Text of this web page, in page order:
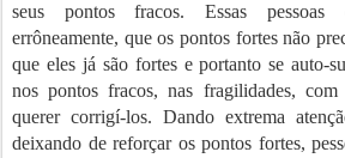
seus pontos fracos. Essas pessoas
errôneamente, que os pontos fortes não
que eles já são fortes e portanto se auto-
nos pontos fracos, nas fragilidades, com
querer corrigí-los. Dando extrema
deixando de reforçar os pontos fortes,